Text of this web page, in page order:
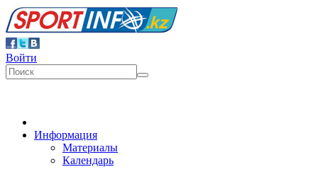
Войти
Информация
Материалы
Календарь